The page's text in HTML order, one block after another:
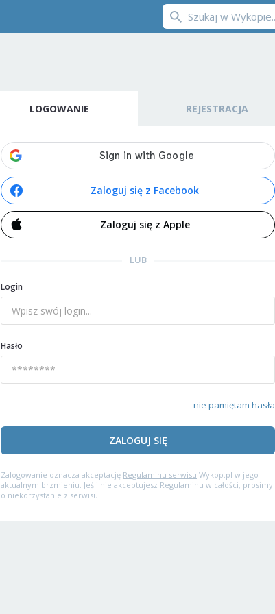
LOGOWANIE REJESTRACJA
Zaloguj się z Facebook
Zaloguj się z Apple
LUB
Login
Hasło
nie pamiętam hasła
ZALOGUJ SIĘ
Zalogowanie oznacza akceptację Regulaminu serwisu Wykop.pl w jego
aktualnym brzmieniu. Jeśli nie akceptujesz Regulaminu w całości, prosimy
o niekorzystanie z serwisu.